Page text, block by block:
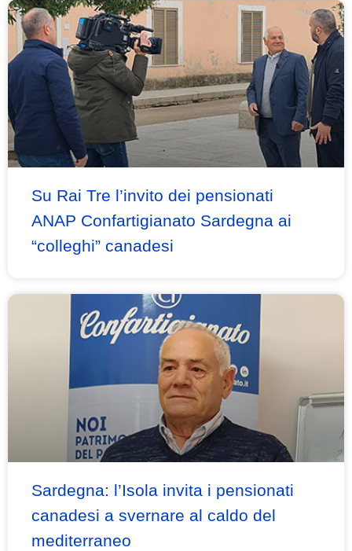
Su Rai Tre l’invito dei pensionati
ANAP Confartigianato Sardegna ai
“colleghi” canadesi
Sardegna: l’Isola invita i pensionati
canadesi a svernare al caldo del
mediterraneo